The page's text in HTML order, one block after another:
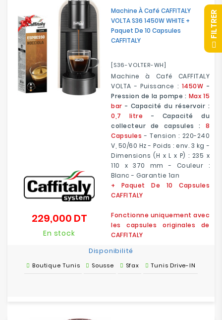
Machine À Café CAFFITALY
VOLTA S36 1450W WHITE +
Paquet De 10 Capsules
CAFFITALY
[S36-VOLTER-WH]
Machine à Café CAFFITALY
VOLTA - Puissance : 1450W -
Pression de la pompe : Max 15
bar - Capacité du réservoir :
0,7 litre - Capacité du
collecteur de capsules : 8
Capsules - Tension : 220-240
V, 50/60 Hz - Poids : env. 3 kg -
Dimensions (H x L x P) : 235 x
110 x 370 mm - Couleur :
Blanc - Garantie 1an
+ Paquet De 10 Capsules
CAFFITALY
Fonctionne uniquement avec
les capsules originales de
CAFFITALY
229,000 DTPrix
En stock
Disponibilité
Boutique Tunis Sousse Sfax Tunis Drive-IN
R